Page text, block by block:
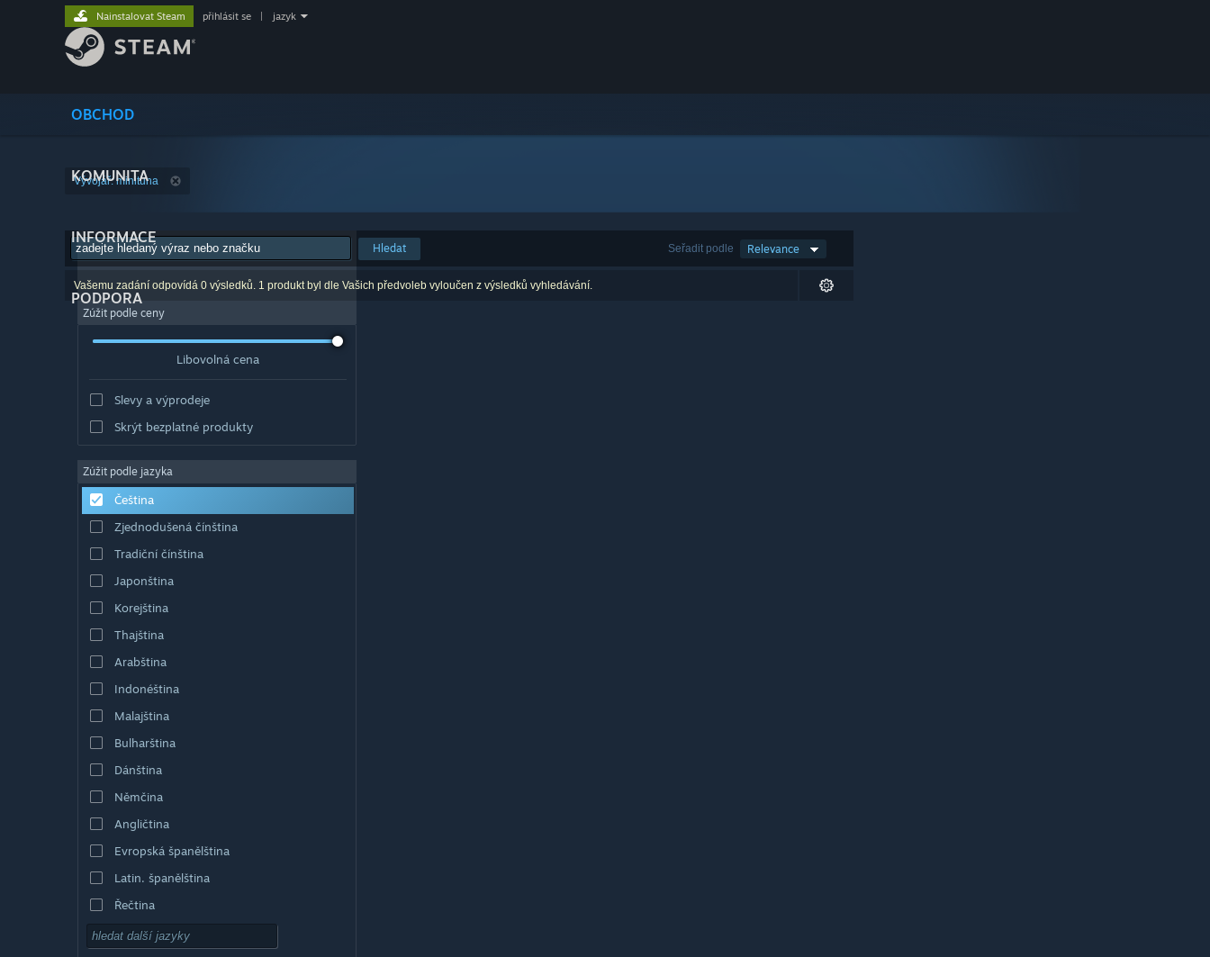
OBCHOD
KOMUNITA
INFORMACE
PODPORA
Nainstalovat Steam přihlásit se jazyk
Vývojář: minituna
Seřadit podle Relevance
Hledat
Vašemu zadání odpovídá 0 výsledků. 1 produkt byl dle Vašich předvoleb vyloučen z výsledků vyhledávání.
Zúžit podle ceny
Libovolná cena
Slevy a výprodeje
Skrýt bezplatné produkty
Zúžit podle jazyka
Čeština
Zjednodušená čínština
Tradiční čínština
Japonština
Korejština
Thajština
Arabština
Indonéština
Malajština
Bulharština
Dánština
Němčina
Angličtina
Evropská španělština
Latin. španělština
Řečtina